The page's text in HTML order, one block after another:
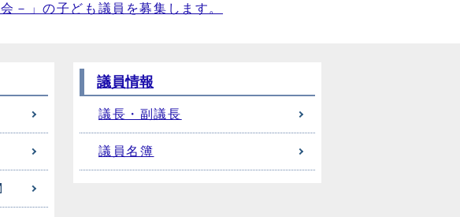
－」の子ども議員を募集します。
議員情報
議長・副議長
議員名簿